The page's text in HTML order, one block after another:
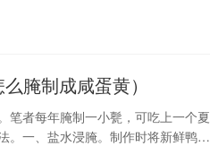
腌制成咸蛋黄）
笔者每年腌制一小甏，可吃上一个夏
。一、盐水浸腌。制作时将新鲜鸭蛋